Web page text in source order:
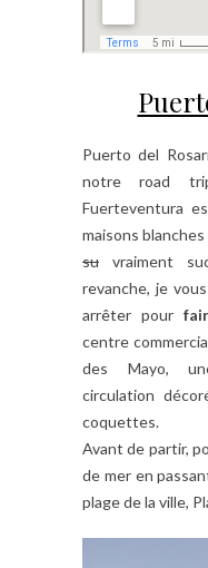
Puerto del
notre road
Fuerteventura
maisons
su vraiment
revanche, je
arrêter pour
centre
des Mayo,
circulation
coquettes.
Avant de partir,
de mer en
plage de la ville,